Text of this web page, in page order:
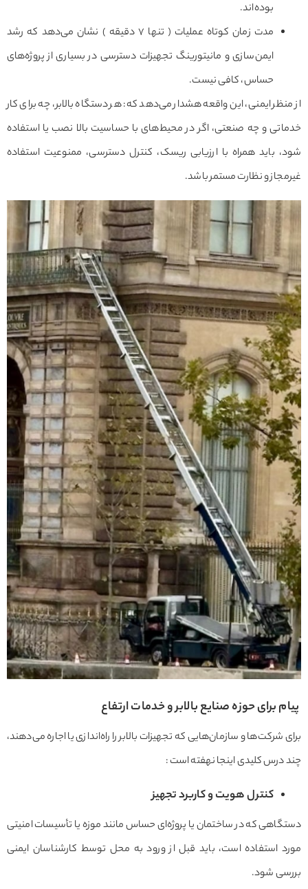
بوده‌اند.
مدت زمان کوتاه عملیات ( تنها ۷ دقیقه ) نشان می‌دهد که رشد
ایمن‌سازی و مانیتورینگ تجهیزات دسترسی در بسیاری از پروژه‌های
حساس، کافی نیست.
از منظر ایمنی، این واقعه هشدار ‌می‌دهد که: هر دستگاه بالا­بر، چه برای کار
خدماتی و چه صنعتی، اگر در محیط‌های با حساسیت بالا نصب یا استفاده
شود، باید همراه با ارزیابی ریسک، کنترل دسترسی، ممنوعیت استفاده
غیرمجاز و نظارت مستمر باشد.
پیام برای حوزه صنایع بالابر و خدمات ارتفاع
برای شرکت‌ها و سازمان‌هایی که تجهیزات بالابر را راه‌اندازی یا اجاره می‌دهند،
چند درس کلیدی اینجا نهفته است :
کنترل هویت و کاربرد تجهیز
دستگاهی که در ساختمان یا پروژه‌ای حساس مانند موزه یا تأسیسات امنیتی
مورد استفاده است، باید قبل از ورود به محل توسط کارشناسان ایمنی
بررسی شود.